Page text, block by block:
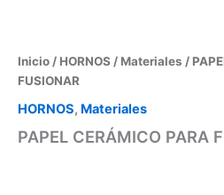
Inicio / HORNOS / Materiales /
FUSIONAR
HORNOS, Materiales
PAPEL CERÁMICO PARA